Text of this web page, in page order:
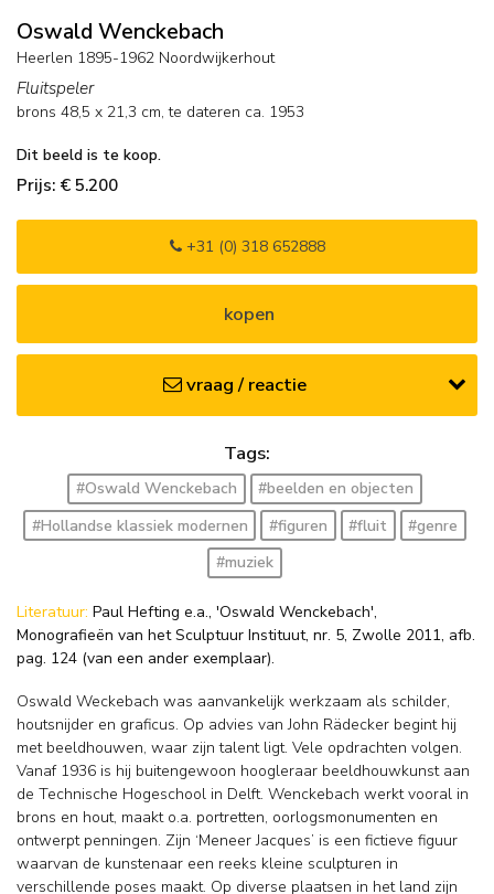
Oswald Wenckebach
Heerlen 1895-1962 Noordwijkerhout
Fluitspeler
brons 48,5 x 21,3 cm,te dateren ca. 1953
Dit beeld is te koop.
Prijs: € 5.200
+31 (0) 318 652888
kopen
vraag / reactie
Tags:
#Oswald Wenckebach
#beelden en objecten
#Hollandse klassiek modernen
#figuren #fluit
#genre
#muziek
Literatuur: Paul Hefting e.a., 'Oswald Wenckebach',
Monografieën van het Sculptuur Instituut, nr. 5, Zwolle 2011, afb.
pag. 124 (van een ander exemplaar).
Oswald Weckebach was aanvankelijk werkzaam als schilder,
houtsnijder en graficus. Op advies van John Rädecker begint hij
met beeldhouwen, waar zijn talent ligt. Vele opdrachten volgen.
Vanaf 1936 is hij buitengewoon hoogleraar beeldhouwkunst aan
de Technische Hogeschool in Delft. Wenckebach werkt vooral in
brons en hout, maakt o.a. portretten, oorlogsmonumenten en
ontwerpt penningen. Zijn ‘Meneer Jacques’ is een fictieve figuur
waarvan de kunstenaar een reeks kleine sculpturen in
verschillende poses maakt. Op diverse plaatsen in het land zijn